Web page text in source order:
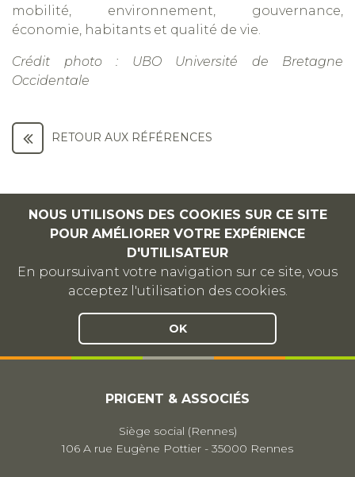
mobilité, environnement, gouvernance,
économie, habitants et qualité de vie.
Crédit photo : UBO Université de Bretagne
Occidentale
RETOUR AUX RÉFÉRENCES
NOUS UTILISONS DES COOKIES SUR CE SITE
POUR AMÉLIORER VOTRE EXPÉRIENCE
D'UTILISATEUR
En poursuivant votre navigation sur ce site, vous
acceptez l'utilisation des cookies.
OK
PRIGENT & ASSOCIÉS
Siège social (Rennes)
106 A rue Eugène Pottier - 35000 Rennes